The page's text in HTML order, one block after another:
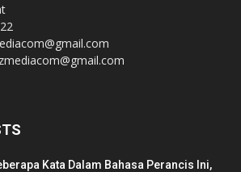
Kata Dalam Bahasa Perancis Ini,